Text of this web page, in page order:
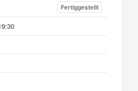
Fertiggestellt